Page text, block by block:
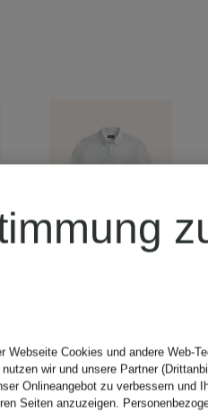
POLO
Webseite Cookies und andere Web-
wir und unsere Partner
Onlineangebot zu verbessern und
Seiten anzuzeigen.